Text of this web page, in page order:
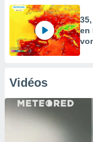
en
Vidéos